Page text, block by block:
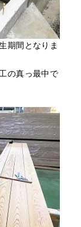
期間となりま
の真っ最中で